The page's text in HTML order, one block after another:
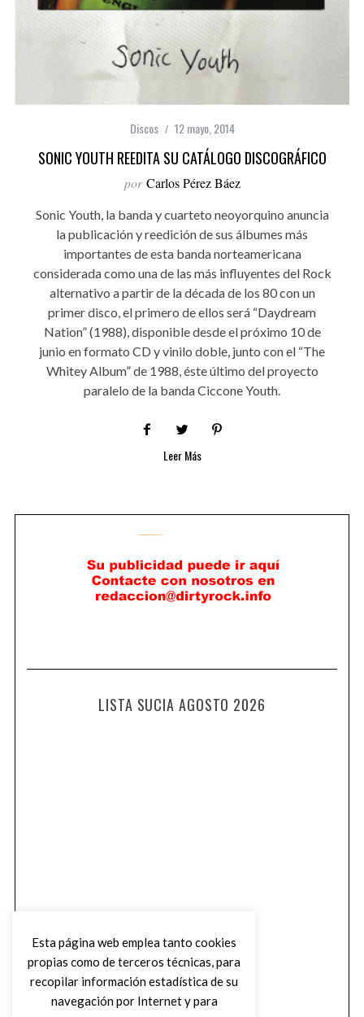
Discos 12 mayo, 2014
SONIC YOUTH REEDITA SU CATÁLOGO DISCOGRÁFICO
por Carlos Pérez Báez
Sonic Youth, la banda y cuarteto neoyorquino anuncia
la publicación y reedición de sus álbumes más
importantes de esta banda norteamericana
considerada como una de las más influyentes del Rock
alternativo a partir de la década de los 80 con un
primer disco, el primero de ellos será “Daydream
Nation” (1988), disponible desde el próximo 10 de
junio en formato CD y vinilo doble, junto con el “The
Whitey Album” de 1988, éste último del proyecto
paralelo de la banda Ciccone Youth.
Leer Más
LISTA SUCIA AGOSTO 2026
Esta página web emplea tanto cookies
propias como de terceros técnicas, para
recopilar información estadística de su
navegación por Internet y para